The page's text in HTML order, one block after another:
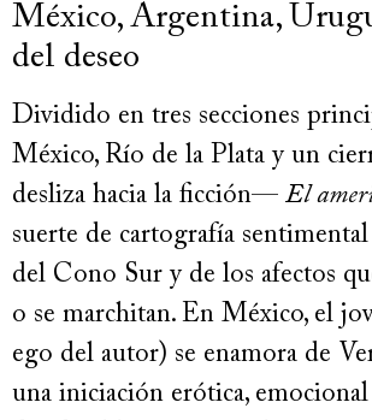
México, Argentina,
del deseo
Dividido en tres secciones
México, Río de la Plata y un
desliza hacia la ficción— El
suerte de cartografía
del Cono Sur y de los afectos
o se marchitan. En México, el
ego del autor) se enamora de
una iniciación erótica,